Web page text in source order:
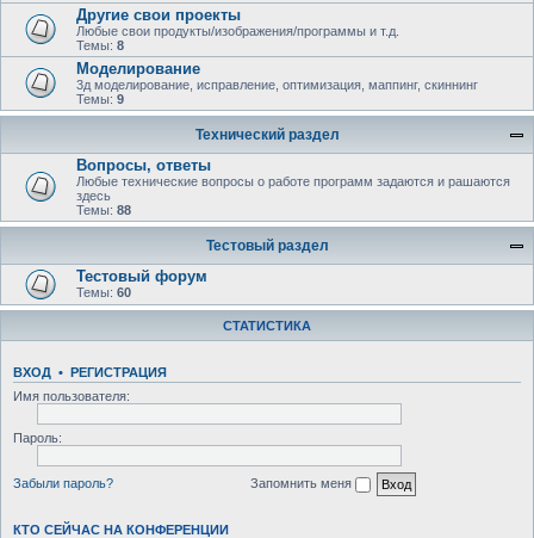
Другие свои проекты
Любые свои продукты/изображения/программы и т.д.
Темы: 8
Моделирование
3д моделирование, исправление, оптимизация, маппинг, скиннинг
Темы: 9
Технический раздел
Вопросы, ответы
Любыe технические вопросы о работе программ задаются и рашаются
здесь
Темы: 88
Тестовый раздел
Тестовый форум
Темы: 60
СТАТИСТИКА
ВХОД • РЕГИСТРАЦИЯ
Имя пользователя:
Пароль:
Забыли пароль? Запомнить меня
КТО СЕЙЧАС НА КОНФЕРЕНЦИИ